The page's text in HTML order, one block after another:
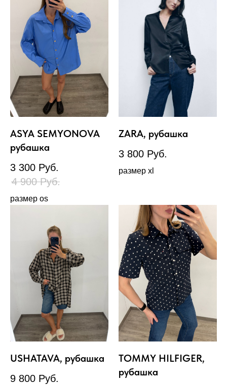
ASYA SEMYONOVA
рубашка
3 300 Руб.
4 900 Руб.
размер os
ZARA, рубашка
3 800 Руб.
размер xl
USHATAVA, рубашка
9 800 Руб.
TOMMY HILFIGER,
рубашка